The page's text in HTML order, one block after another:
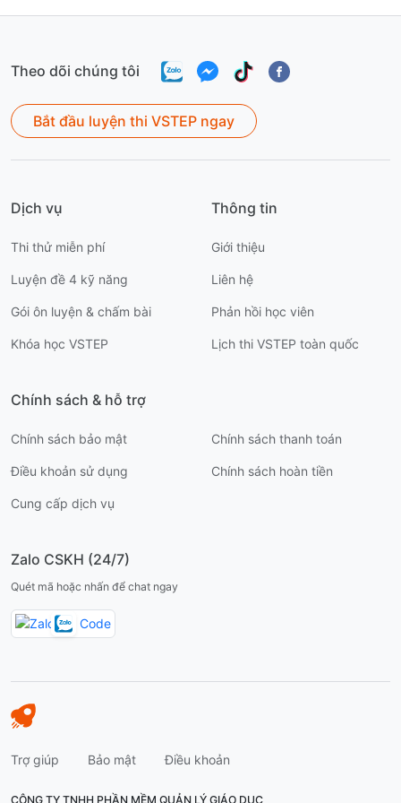
Theo dõi chúng tôi
Bắt đầu luyện thi VSTEP ngay
Dịch vụ
Thi thử miễn phí
Luyện đề 4 kỹ năng
Gói ôn luyện & chấm bài
Khóa học VSTEP
Thông tin
Giới thiệu
Liên hệ
Phản hồi học viên
Lịch thi VSTEP toàn quốc
Chính sách & hỗ trợ
Chính sách bảo mật
Điều khoản sử dụng
Cung cấp dịch vụ
Chính sách thanh toán
Chính sách hoàn tiền
Zalo CSKH (24/7)
Quét mã hoặc nhấn để chat ngay
Trợ giúp Bảo mật Điều khoản
CÔNG TY TNHH PHẦN MỀM QUẢN LÝ GIÁO DỤC